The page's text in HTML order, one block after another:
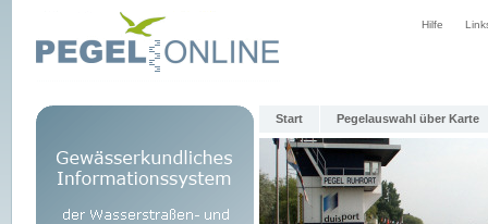
Hilfe
Start Pegelauswahl über Karte